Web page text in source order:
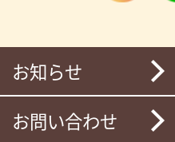
お知らせ
お問い合わせ